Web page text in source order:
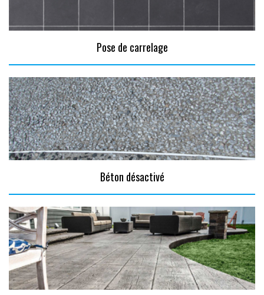
Pose de carrelage
Béton désactivé